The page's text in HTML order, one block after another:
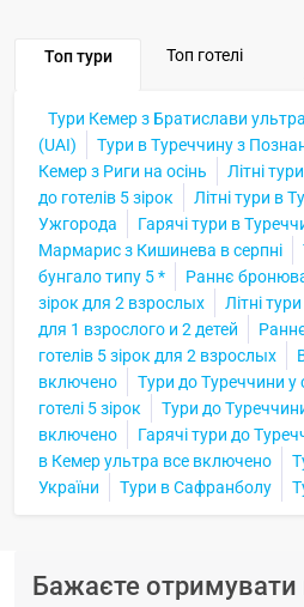
Топ тури Топ готелі
Тури Кемер з Братислави
(UAI)
Тури в Туреччину з
Кемер з Риги на осінь
Літні
до готелів 5 зірок
Літні тури в
Ужгорода
Гарячі тури в
Мармарис з Кишинева в серпні
бунгало типу 5 *
Раннє
зірок для 2 взрослых
Літні
для 1 взрослого и 2 детей
готелів 5 зірок для 2 взрослых
включено
Тури до Туреччини у
готелі 5 зірок
Тури до
включено
Гарячі тури до
в Кемер ультра все включено
України
Тури в Сафранболу
Бажаєте отримувати